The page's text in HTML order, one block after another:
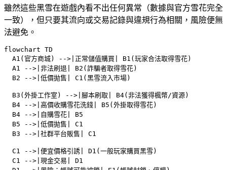
雖然這些黑雪在遊戲內看不出任何異常（數據與官方雪花完全
一致），但只要其流向或交易記錄與違規行為相關，風險便無
法避免。
flowchart TD
  A1(官方商城) -->|正常儲值購買| B1(玩家合法取得雪花)
  A1 -->|非法刷退| B2(詐騙者取得雪花)
  B2 -->|低價拋售| C1(黑雪流入市場)
  B3(外掛工作室) -->|腳本刷取| B4(非法獲得楓幣/資源)
  B4 -->|高價收購雪花洗錢| B5(外掛取得雪花)
  B4 -->|自購雪花| B5
  B5 -->|低價拋售| C1
  B3 -->|社群平台販售| C1
  C1 -->|便宜價格引誘| D1(一般玩家購買黑雪)
  C1 -->|現金交易| D1